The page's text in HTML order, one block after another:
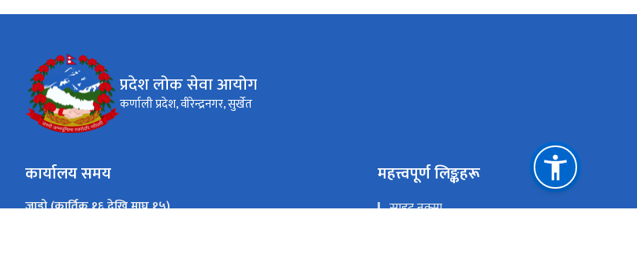
प्रदेश लोक सेवा आयोग
कर्णाली प्रदेश, वीरेन्द्रनगर, सुर्खेत
कार्यालय समय
जाडो (कार्तिक १६ देखि माघ १५)
महत्त्वपूर्ण लिङ्कहरू
साइट नक्सा